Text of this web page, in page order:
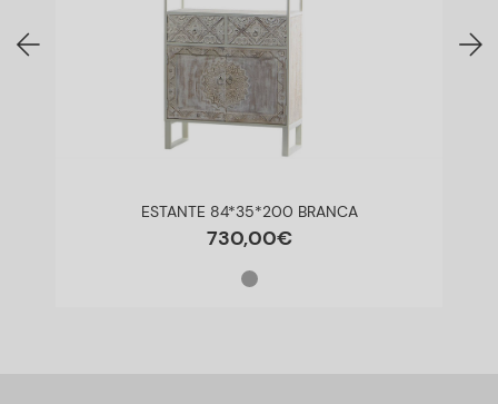
ESTANTE 84*35*200 BRANCA
730,00€